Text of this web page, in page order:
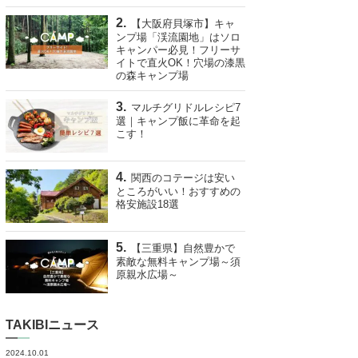
【大阪府貝塚市】キャ
ンプ場「渓流園地」はソロ
キャンパー必見！フリーサ
イトで直火OK！穴場の漆黒
の森キャンプ場
マルチグリドルレシピ7
選｜キャンプ飯に革命を起
こす！
関西のコテージは安い
ところがいい！おすすめの
格安施設18選
【三重県】自然豊かで
素敵な無料キャンプ場～須
原親水広場～
TAKIBIニュース
2024.10.01